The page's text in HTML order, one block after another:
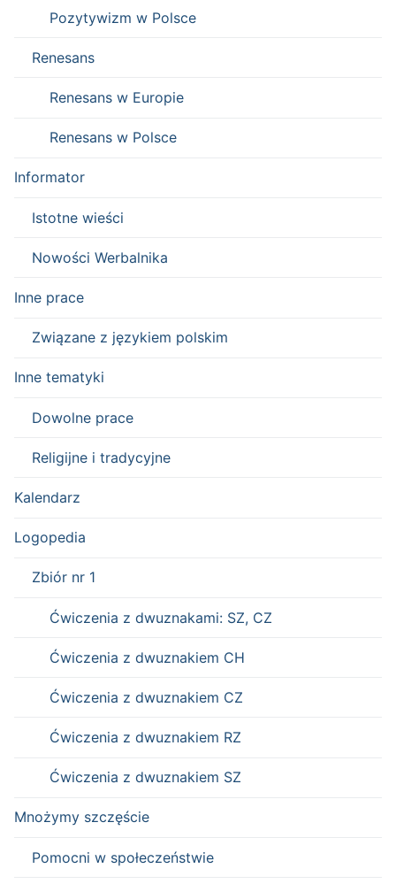
Pozytywizm w Polsce
Renesans
Renesans w Europie
Renesans w Polsce
Informator
Istotne wieści
Nowości Werbalnika
Inne prace
Związane z językiem polskim
Inne tematyki
Dowolne prace
Religijne i tradycyjne
Kalendarz
Logopedia
Zbiór nr 1
Ćwiczenia z dwuznakami: SZ, CZ
Ćwiczenia z dwuznakiem CH
Ćwiczenia z dwuznakiem CZ
Ćwiczenia z dwuznakiem RZ
Ćwiczenia z dwuznakiem SZ
Mnożymy szczęście
Pomocni w społeczeństwie